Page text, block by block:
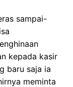
sampai-
kepada kasir
baru saja ia
meminta